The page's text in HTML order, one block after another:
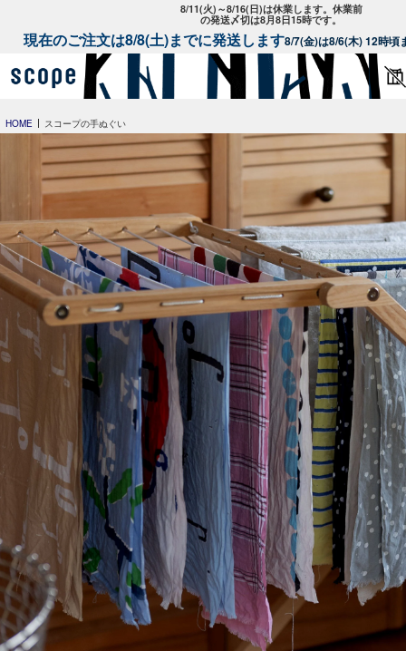
8/11(火)～8/16(日)は休業します。休業前
の発送〆切は8月8日15時です。
現在のご注文は8/8(土)までに発送します8/7(金)は8/6(木) 12時頃
HOME スコープの手ぬぐい